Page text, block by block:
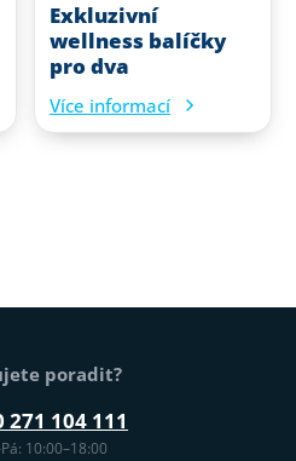
Exkluzivní
wellness balíčky
pro dva
Více informací
poradit?
271 104 111
10:00–18:00